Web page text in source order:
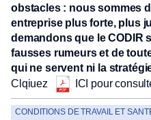
obstacles : nous sommes
entreprise plus forte, plus
demandons que le CODIR
fausses rumeurs et de
qui ne servent ni la
Clqiuez
ICI pour
CONDITIONS DE TRAVAIL ET